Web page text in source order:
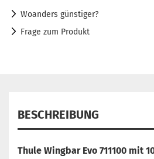
Woanders günstiger?
Frage zum Produkt
BESCHREIBUNG
Thule Wingbar Evo 711100 mit